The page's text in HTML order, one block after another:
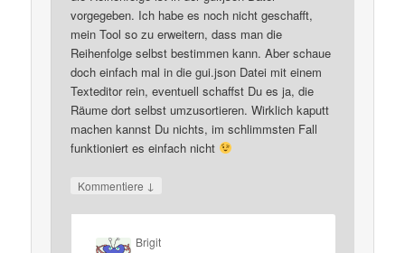
vorgegeben. Ich habe es noch nicht geschafft,
mein Tool so zu erweitern, dass man die
Reihenfolge selbst bestimmen kann. Aber schaue
doch einfach mal in die gui.json Datei mit einem
Texteditor rein, eventuell schaffst Du es ja, die
Räume dort selbst umzusortieren. Wirklich kaputt
machen kannst Du nichts, im schlimmsten Fall
funktioniert es einfach nicht
Kommentiere ↓
Brigit